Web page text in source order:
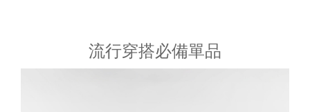
流行穿搭必備單品